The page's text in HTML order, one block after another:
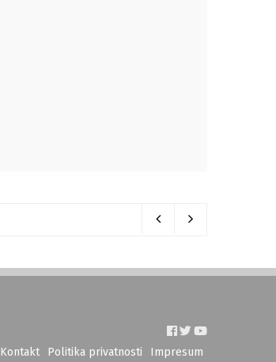
Kontakt Politika privatnosti Impresum